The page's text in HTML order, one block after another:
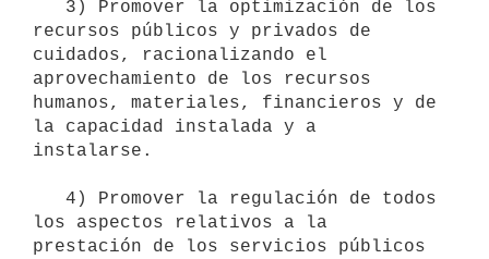
recursos públicos y privados de
cuidados, racionalizando el
aprovechamiento de los recursos
humanos, materiales, financieros y de
la capacidad instalada y a
instalarse.
los aspectos relativos a la
prestación de los servicios públicos